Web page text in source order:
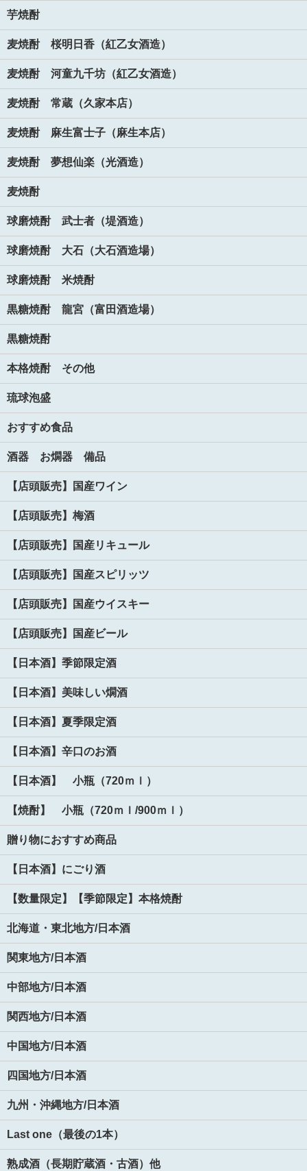
芋焼酎
麦焼酎 桜明日香（紅乙女酒造）
麦焼酎 河童九千坊（紅乙女酒造）
麦焼酎 常蔵（久家本店）
麦焼酎 麻生富士子（麻生本店）
麦焼酎 夢想仙楽（光酒造）
麦焼酎
球磨焼酎 武士者（堤酒造）
球磨焼酎 大石（大石酒造場）
球磨焼酎 米焼酎
黒糖焼酎 龍宮（富田酒造場）
黒糖焼酎
本格焼酎 その他
琉球泡盛
おすすめ食品
酒器 お燗器 備品
【店頭販売】国産ワイン
【店頭販売】梅酒
【店頭販売】国産リキュール
【店頭販売】国産スピリッツ
【店頭販売】国産ウイスキー
【店頭販売】国産ビール
【日本酒】季節限定酒
【日本酒】美味しい燗酒
【日本酒】夏季限定酒
【日本酒】辛口のお酒
【日本酒】 小瓶（720ｍｌ）
【焼酎】 小瓶（720ｍｌ/900ｍｌ）
贈り物におすすめ商品
【日本酒】にごり酒
【数量限定】【季節限定】本格焼酎
北海道・東北地方/日本酒
関東地方/日本酒
中部地方/日本酒
関西地方/日本酒
中国地方/日本酒
四国地方/日本酒
九州・沖縄地方/日本酒
Last one（最後の1本）
熟成酒（長期貯蔵酒・古酒）他